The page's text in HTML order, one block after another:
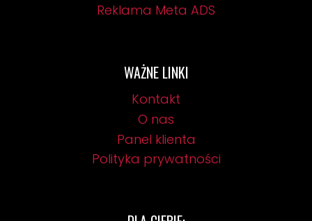
Reklama Meta ADS
WAŻNE LINKI
Kontakt
O nas
Panel klienta
Polityka prywatności